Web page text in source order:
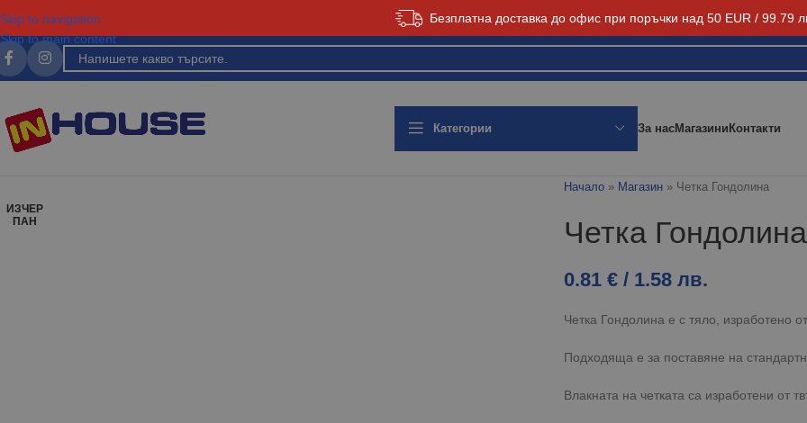
Безплатна доставка до офис при поръчки над 50 EUR / 99.79
Skip to navigation
Skip to main content
Категории За насМагазиниКонтакти
ИЗЧЕР
ПАН
Начало» Магазин» Четка Гондолина
Четка Гондолина
0.81 € / 1.58 лв.
Четка Гондолина е с тяло, изработено
Подходяща е за поставяне на
Влакната на четката са изработени от